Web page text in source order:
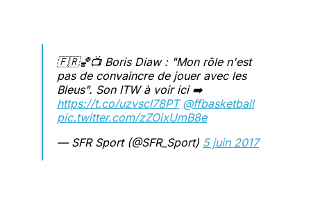
🇫🇷🏀📺 Boris Diaw : "Mon rôle n'est
pas de convaincre de jouer avec les
Bleus". Son ITW à voir ici ➡️
https://t.co/uzvscl78PT @ffbasketball
pic.twitter.com/zZOixUmB8e
— SFR Sport (@SFR_Sport) 5 juin 2017